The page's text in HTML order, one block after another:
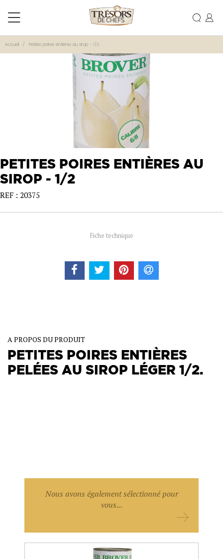
Accueil Petites poires entières au sirop - 1/2
PETITES POIRES ENTIÈRES AU
SIROP - 1/2
REF : 20375
Fiche technique
A PROPOS DU PRODUIT
PETITES POIRES ENTIÈRES
PELÉES AU SIROP LÉGER 1/2.
Nous avons également sélectionné pour
vous...